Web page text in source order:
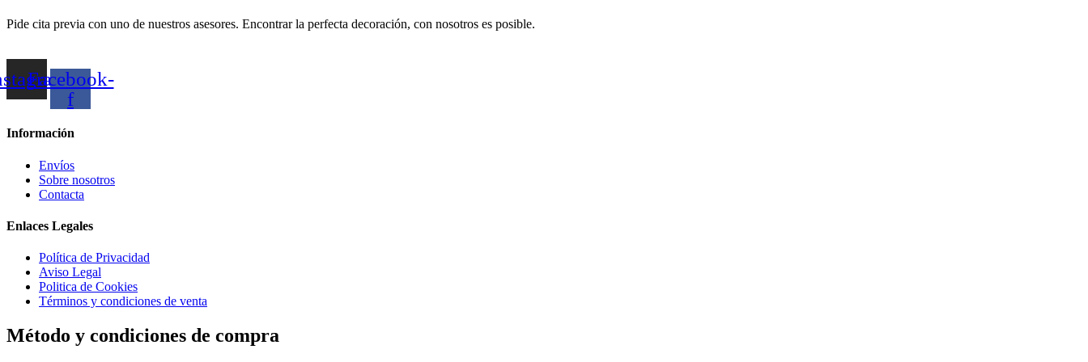
Pide cita previa con uno de nuestros asesores. Encontrar la perfecta decoración, con nosotros es posible.
Facebook-
f
Información
Envíos
Sobre nosotros
Contacta
Enlaces Legales
Política de Privacidad
Aviso Legal
Politica de Cookies
Términos y condiciones de venta
Método y condiciones de compra